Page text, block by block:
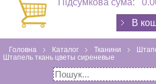
В
Головна Каталог Тканини
Штапель ткань цветы сиреневые